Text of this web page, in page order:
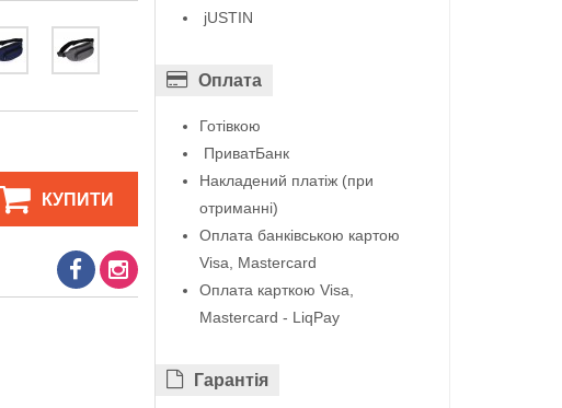
КУПИТИ
jUSTIN
Оплата
Готівкою
ПриватБанк
Накладений платіж (при
отриманні)
Оплата банківською картою
Visa, Mastercard
Оплата карткою Visa,
Mastercard - LiqPay
Гарантiя